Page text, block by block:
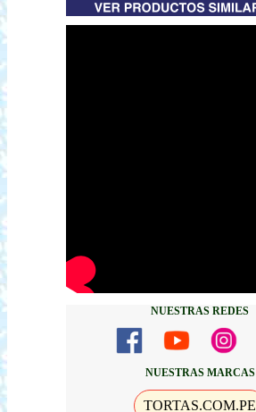
NUESTRAS REDES
NUESTRAS MARCAS
TORTAS.COM.PE